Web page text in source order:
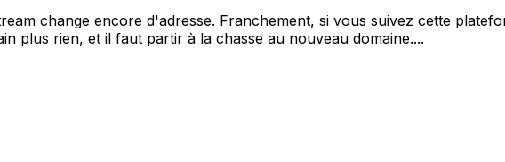
change encore d'adresse. Franchement, si vous suivez cette
plus rien, et il faut partir à la chasse au nouveau domaine....